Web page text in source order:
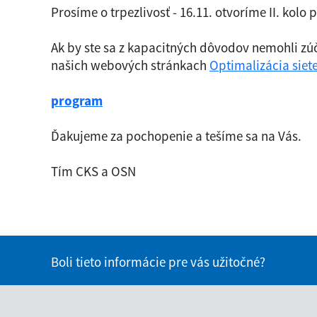
Prosíme o trpezlivosť - 16.11. otvoríme II. kolo
Ak by ste sa z kapacitných dôvodov nemohli
našich webových stránkach Optimalizácia
program
Ďakujeme za pochopenie a tešíme sa na Vás.
Tím CKS a OSN
Boli tieto informácie pre vás užitočné?